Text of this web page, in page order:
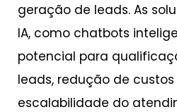
geração de leads. As
IA, como chatbots
potencial para
leads, redução de
escalabilidade do